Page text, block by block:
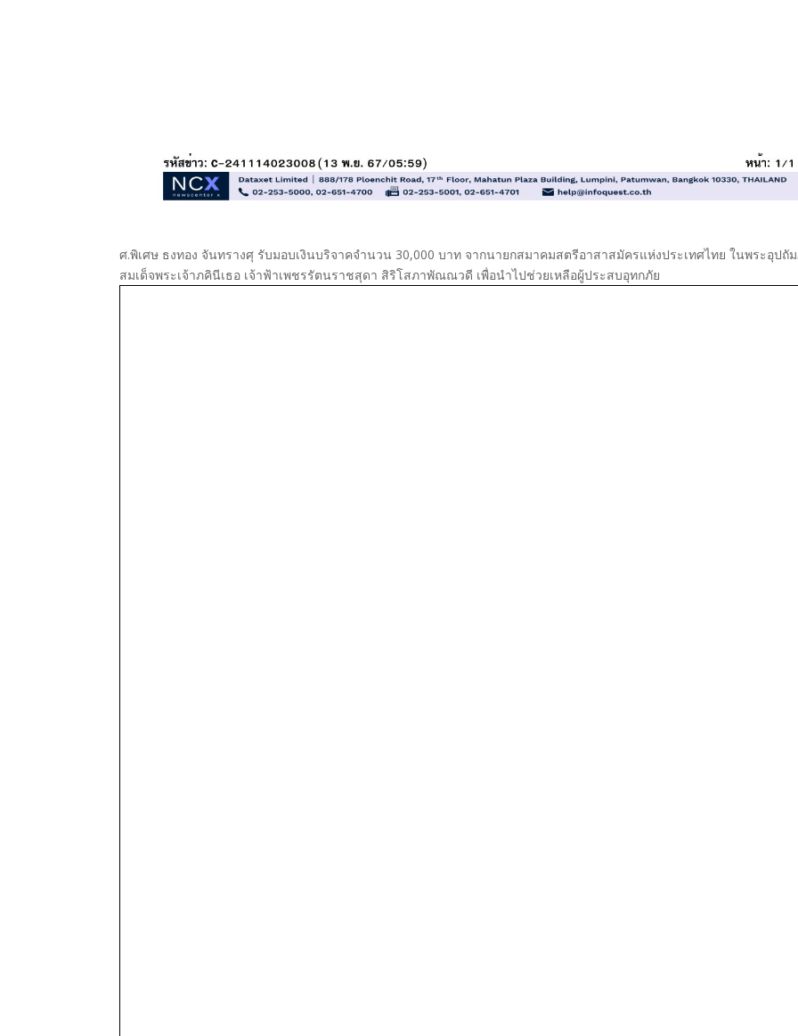
ศ.พิเศษ ธงทอง จันทรางศุ รับมอบเงินบริจาคจำนวน 30,000 บาท จากนายกสมาคมสตรีอาสาสมัครแห่งประเทศไทย ในพระอุปถั
สมเด็จพระเจ้าภคินีเธอ เจ้าฟ้าเพชรรัตนราชสุดา สิริโสภาพัณณวดี เพื่อนำไปช่วยเหลือผู้ประสบอุทกภัย